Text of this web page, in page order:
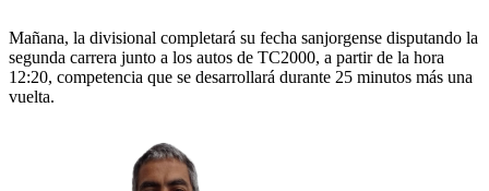
Mañana, la divisional completará su fecha sanjorgense disputando la
segunda carrera junto a los autos de TC2000, a partir de la hora
12:20, competencia que se desarrollará durante 25 minutos más una
vuelta.